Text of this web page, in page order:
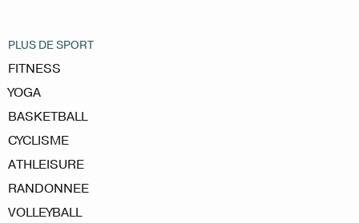
PLUS DE SPORT
FITNESS
YOGA
BASKETBALL
CYCLISME
ATHLEISURE
RANDONNEE
VOLLEYBALL